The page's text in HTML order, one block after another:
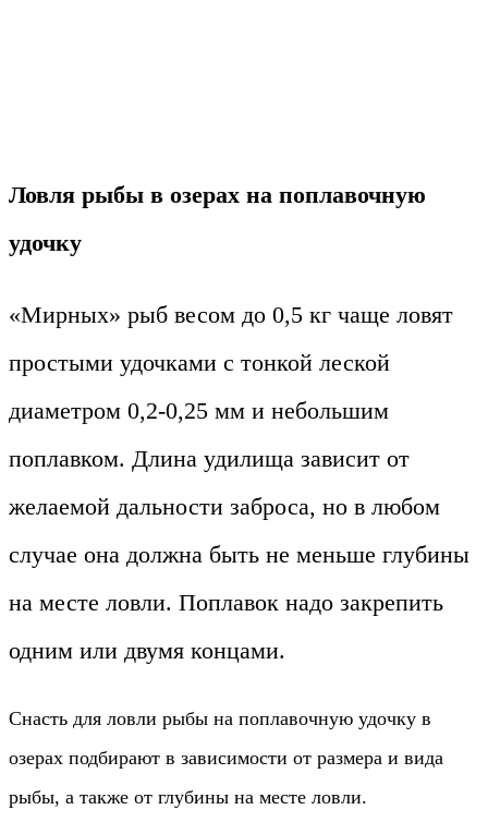
Ловля рыбы в озерах на поплавочную
удочку
«Мирных» рыб весом до 0,5 кг чаще ловят
простыми удочками с тонкой леской
диаметром 0,2-0,25 мм и небольшим
поплавком. Длина удилища зависит от
желаемой дальности заброса, но в любом
случае она должна быть не меньше глубины
на месте ловли. Поплавок надо закрепить
одним или двумя концами.
Снасть для ловли рыбы на поплавочную удочку в
озерах подбирают в зависимости от размера и вида
рыбы, а также от глубины на месте ловли.